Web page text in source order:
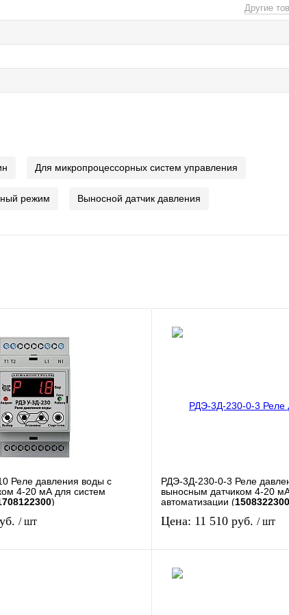
Другие
Для микропроцессорных систем управления
режим Выносной датчик давления
Реле давления воды с
4-20 мА для систем
)
/ шт
РДЭ-3Д-230-0-3 Реле
выносным датчиком 4-20
автоматизации (1508322300
Цена: 11 510 руб. / шт